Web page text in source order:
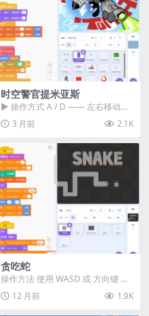
时空警官提米亚斯
▶ 操作方式 A / D —— 左右移动
W —— 跳跃 按住鼠标按钮 ——
瞄...3 月前 2.1K
贪吃蛇
操作方法 使用 WASD 或 方向键 控
制移动 吃到水果以获得分数 吃到时
钟可以...
12 月前 1.9K